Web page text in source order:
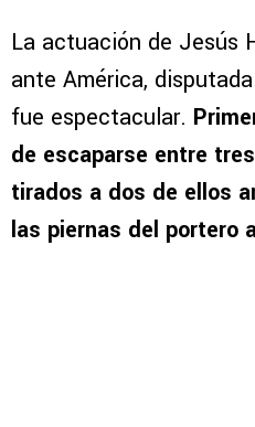
La actuación de Jesús
ante América,
fue espectacular.
de escaparse entre
tirados a dos de ellos
las piernas del portero